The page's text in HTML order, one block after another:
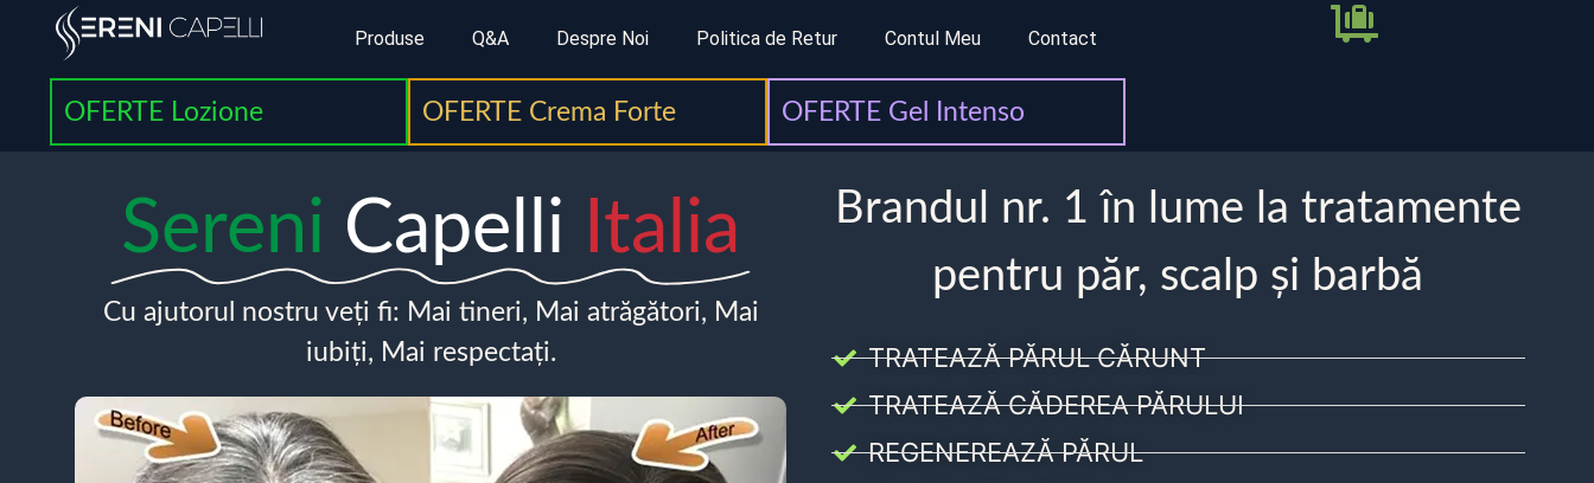
Produse Q&A Despre Noi Politica de Retur Contul Meu Contact
OFERTE Lozione OFERTE Crema Forte OFERTE Gel Intenso
Sereni Capelli Italia
Cu ajutorul nostru veți fi: Mai tineri, Mai atrăgători, Mai
iubiți, Mai respectați.
Brandul nr. 1 în lume la tratamente
pentru păr, scalp și barbă
TRATEAZĂ PĂRUL CĂRUNT
TRATEAZĂ CĂDEREA PĂRULUI
REGENEREAZĂ PĂRUL